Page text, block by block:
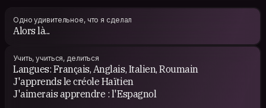
Одно удивительное, что я сделал
Alors là...
Учить, учиться, делиться
Langues: Français, Anglais, Italien, Roumain
J'apprends le créole Haïtien
J'aimerais apprendre : l'Espagnol